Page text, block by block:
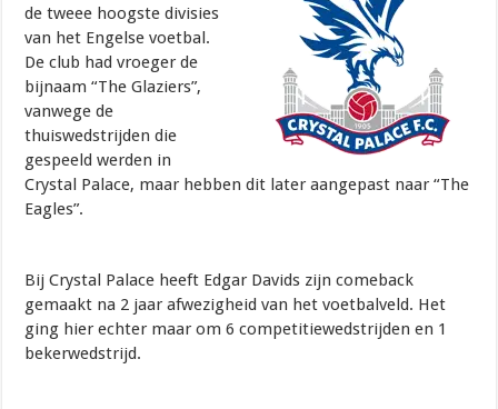
de tweee hoogste divisies
van het Engelse voetbal.
De club had vroeger de
bijnaam “The Glaziers”,
vanwege de
thuiswedstrijden die
gespeeld werden in
Crystal Palace, maar hebben dit later aangepast naar “The
Eagles”.
Bij Crystal Palace heeft Edgar Davids zijn comeback
gemaakt na 2 jaar afwezigheid van het voetbalveld. Het
ging hier echter maar om 6 competitiewedstrijden en 1
bekerwedstrijd.